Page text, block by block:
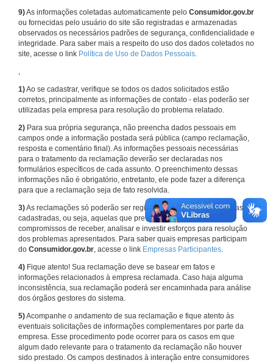
9)As informações coletadas automaticamente pelo Consumidor.gov.br
ou fornecidas pelo usuário do site são registradas e armazenadas
observados os necessários padrões de segurança, confidencialidade e
integridade. Para saber mais a respeito do uso dos dados coletados no
site, acesse o link Política de Uso de Dados Pessoais.
,
1)Ao se cadastrar, verifique se todos os dados solicitados estão
corretos, principalmente as informações de contato - elas poderão ser
utilizadas pela empresa para resolução do problema relatado.
2) Para sua própria segurança, não preencha dados pessoais em
campos onde a informação postada será pública (campo reclamação,
resposta e comentário final). As informações pessoais necessárias
para o tratamento da reclamação deverão ser declaradas nos
formulários específicos de cada assunto. O preenchimento dessas
informações não é obrigatório, entretanto, ele pode fazer a diferença
para que a reclamação seja de fato resolvida.
3)As reclamações só poderão ser registradas em face de empresas
cadastradas, ou seja, aquelas que previamente assumiram
compromissos de receber, analisar e investir esforços para resolução
dos problemas apresentados. Para saber quais empresas participam
do Consumidor.gov.br, acesse o link Empresas Participantes.
4) Fique atento! Sua reclamação deve se basear em fatos e
informações relacionados à empresa reclamada. Caso haja alguma
inconsistência, sua reclamação poderá ser encaminhada para análise
dos órgãos gestores do sistema.
5)Acompanhe o andamento de sua reclamação e fique atento às
eventuais solicitações de informações complementares por parte da
empresa. Esse procedimento pode ocorrer para os casos em que
algum dado relevante para o tratamento da reclamação não houver
sido prestado. Os campos destinados à interação entre consumidores